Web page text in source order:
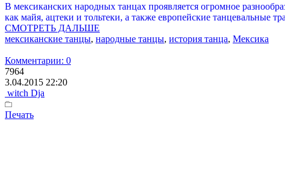
В мексиканских народных танцах проявляется огромное
как майя, ацтеки и тольтеки, а также европейские танцевальные
СМОТРЕТЬ ДАЛЬШЕ
мексиканские танцы, народные танцы, история танца, Мексика
Комментарии: 0
7964
3.04.2015 22:20
witch Dja
Печать